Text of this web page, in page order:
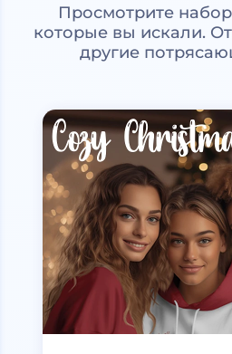
Просмотрите
которые вы искали.
другие